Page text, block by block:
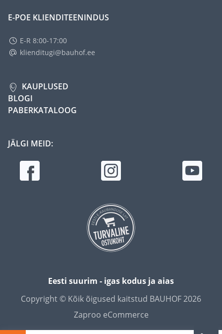
E-POE KLIENDITEENINDUS
E-R 8:00-17:00
klienditugi@bauhof.ee
KAUPLUSED
BLOGI
PABERKATALOOG
JÄLGI MEID:
Eesti suurim - igas kodus ja aias
Copyright © Kõik õigused kaitstud BAUHOF 2026
Zaproo eCommerce